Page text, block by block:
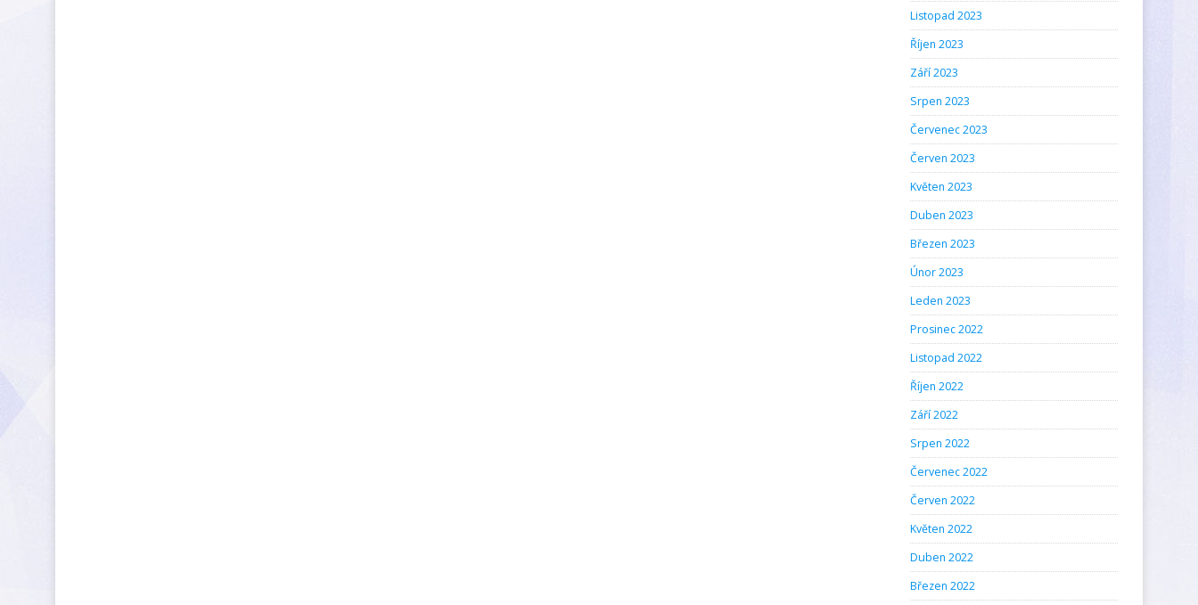
Listopad 2023
Říjen 2023
Září 2023
Srpen 2023
Červenec 2023
Červen 2023
Květen 2023
Duben 2023
Březen 2023
Únor 2023
Leden 2023
Prosinec 2022
Listopad 2022
Říjen 2022
Září 2022
Srpen 2022
Červenec 2022
Červen 2022
Květen 2022
Duben 2022
Březen 2022